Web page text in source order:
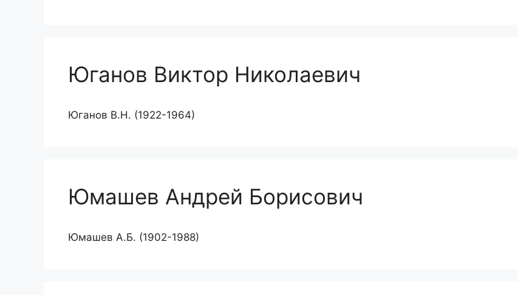
Юганов Виктор Николаевич
Юганов В.Н. (1922-1964)
Юмашев Андрей Борисович
Юмашев А.Б. (1902-1988)